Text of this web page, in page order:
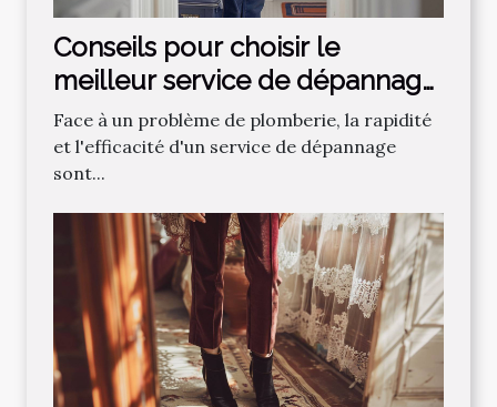
Conseils pour choisir le
meilleur service de dépannage
plomberie
Face à un problème de plomberie, la rapidité
et l'efficacité d'un service de dépannage
sont...